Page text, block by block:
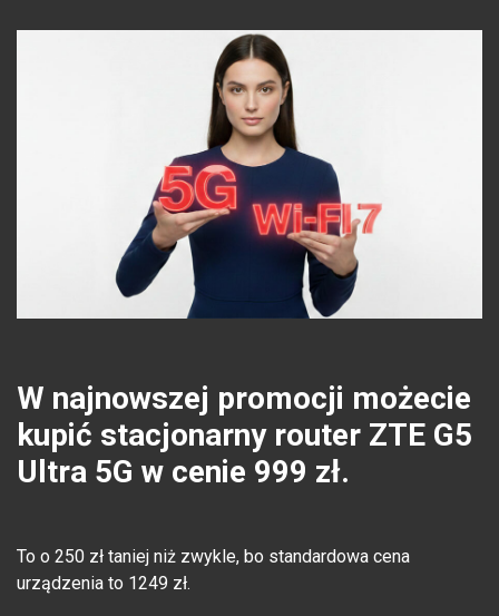
W najnowszej promocji możecie
kupić stacjonarny router ZTE G5
Ultra 5G w cenie 999 zł.
To o 250 zł taniej niż zwykle, bo standardowa cena
urządzenia to 1249 zł.